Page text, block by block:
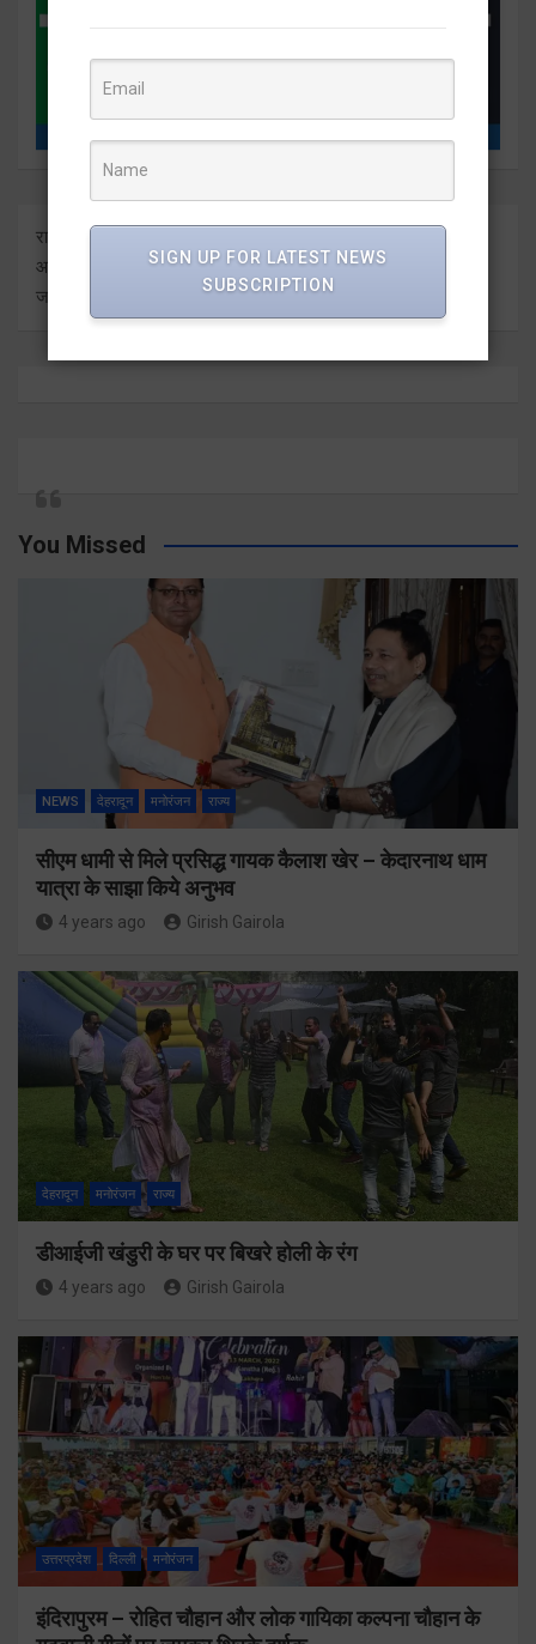
राष्ट्र दुनिया के बारे में प्रत्येक बड़ी ताजा अंतर्दृष्टि को ताज़ा करता है। हम
आपको इसे सीधे मीडिया आउटलेट्स से ज्ञात कराते हुए सबसे हालिया
जानकारी देते हैं।
You Missed
NEWS देहरादून मनोरंजन राज्य
सीएम धामी से मिले प्रसिद्ध गायक कैलाश खेर – केदारनाथ धाम
यात्रा के साझा किये अनुभव
4 years ago Girish Gairola
देहरादून मनोरंजन राज्य
डीआईजी खंडुरी के घर पर बिखरे होली के रंग
4 years ago Girish Gairola
उत्तरप्रदेश दिल्ली मनोरंजन
इंदिरापुरम – रोहित चौहान और लोक गायिका कल्पना चौहान के
SIGN UP FOR LATEST NEWS
SUBSCRIPTION